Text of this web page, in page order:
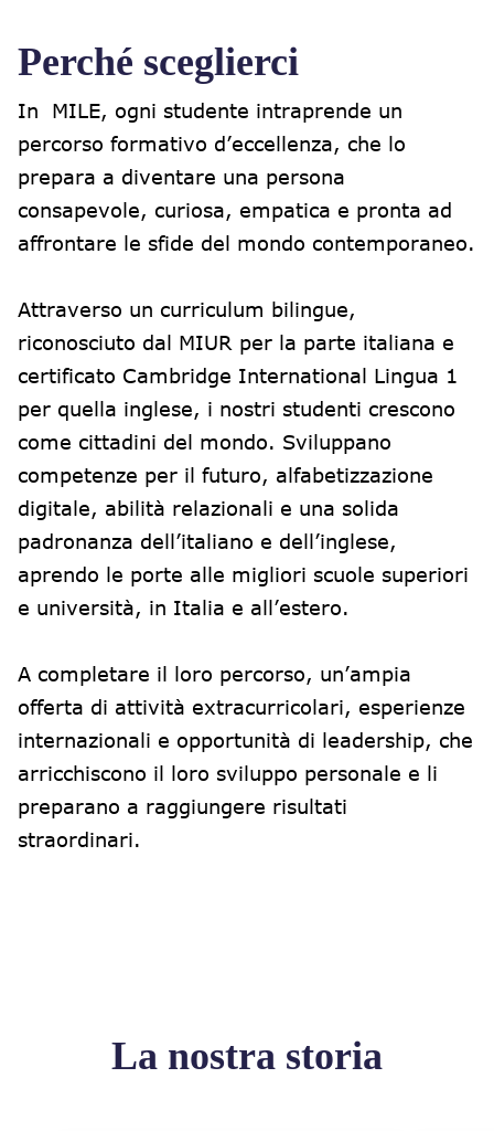
Perché sceglierci
In MILE, ogni studente intraprende un
percorso formativo d’eccellenza, che lo
prepara a diventare una persona
consapevole, curiosa, empatica e pronta ad
affrontare le sfide del mondo contemporaneo.
Attraverso un curriculum bilingue,
riconosciuto dal MIUR per la parte italiana e
certificato Cambridge International Lingua 1
per quella inglese, i nostri studenti crescono
come cittadini del mondo. Sviluppano
competenze per il futuro, alfabetizzazione
digitale, abilità relazionali e una solida
padronanza dell’italiano e dell’inglese,
aprendo le porte alle migliori scuole superiori
e università, in Italia e all’estero.
A completare il loro percorso, un’ampia
offerta di attività extracurricolari, esperienze
internazionali e opportunità di leadership, che
arricchiscono il loro sviluppo personale e li
preparano a raggiungere risultati
straordinari.
La nostra storia